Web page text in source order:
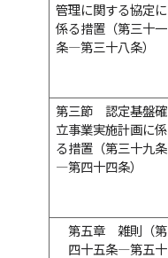
管理に関する協定に
係る措置（第三十一
条―第三十八条）
第三節 認定基盤確
立事業実施計画に係
る措置（第三十九条
―第四十四条）
第五章 雑則（第
四十五条―第五十